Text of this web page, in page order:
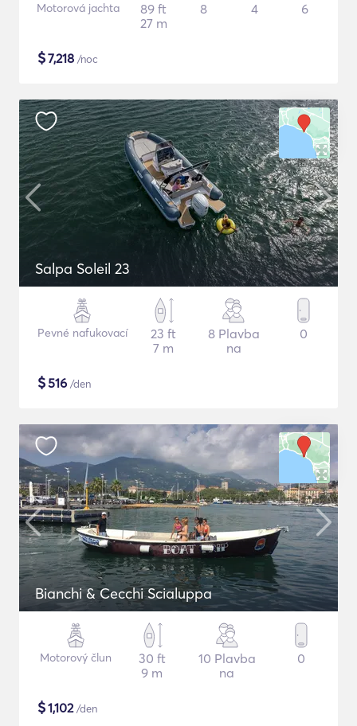
Motorová jachta
89 ft
27 m
8 4 6
$7,218 /noc
Salpa Soleil 23
Pevné nafukovací
23 ft
7 m
8 Plavba
na
0
$516 /den
Bianchi & Cecchi Scialuppa
Motorový člun
30 ft
9 m
10 Plavba
na
0
$1,102/den